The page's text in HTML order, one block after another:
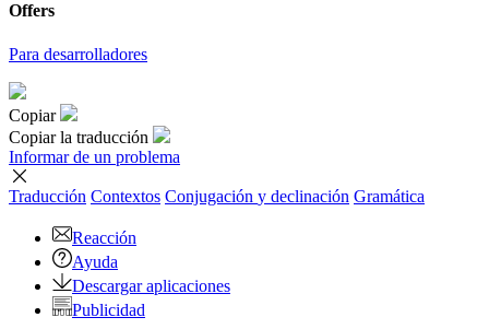
Offers
Para desarrolladores
Copiar
Copiar la traducción
Informar de un problema
Traducción Contextos Conjugación y declinación Gramática
Reacción
Ayuda
Descargar aplicaciones
Publicidad